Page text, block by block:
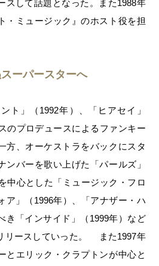
スして話題となった。また1988年
・ミュージック』のホスト役を担
ーパースターへ
ト」（1992年）、「ヒアセイ」
のプロデュースによるファンキー
方、オーケストラをバックにスタ
ンバーを歌い上げた「パールズ」
中心とした「ミュージック・フロ
ア」（1996年）、「アナザー・ハ
き「インサイド」（1999年）など
リースしていった。 また1997年
とエリック・クラプトンが中心と